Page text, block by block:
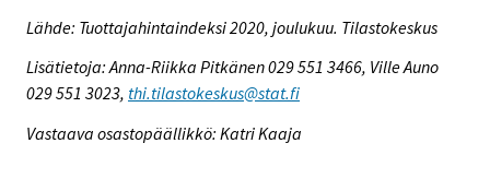
Lähde: Tuottajahintaindeksi 2020, joulukuu. Tilastokeskus
Lisätietoja: Anna-Riikka Pitkänen 029 551 3466, Ville Auno
029 551 3023, thi.tilastokeskus@stat.fi
Vastaava osastopäällikkö: Katri Kaaja